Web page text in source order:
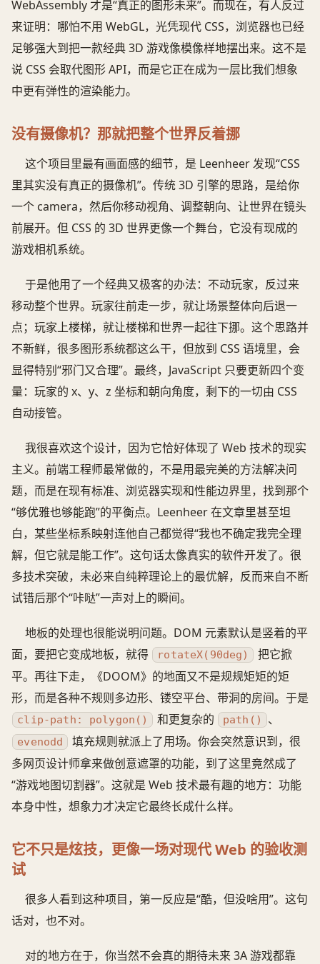
WebAssembly 才是“真正的图形未来”。而现在，有人反过
来证明：哪怕不用 WebGL，光凭现代 CSS，浏览器也已经
足够强大到把一款经典 3D 游戏像模像样地摆出来。这不是
说 CSS 会取代图形 API，而是它正在成为一层比我们想象
中更有弹性的渲染能力。
没有摄像机？那就把整个世界反着挪
这个项目里最有画面感的细节，是 Leenheer 发现“CSS
里其实没有真正的摄像机”。传统 3D 引擎的思路，是给你
一个 camera，然后你移动视角、调整朝向、让世界在镜头
前展开。但 CSS 的 3D 世界更像一个舞台，它没有现成的
游戏相机系统。
于是他用了一个经典又极客的办法：不动玩家，反过来
移动整个世界。玩家往前走一步，就让场景整体向后退一
点；玩家上楼梯，就让楼梯和世界一起往下挪。这个思路并
不新鲜，很多图形系统都这么干，但放到 CSS 语境里，会
显得特别“邪门又合理”。最终，JavaScript 只要更新四个变
量：玩家的 x、y、z 坐标和朝向角度，剩下的一切由 CSS
自动接管。
我很喜欢这个设计，因为它恰好体现了 Web 技术的现实
主义。前端工程师最常做的，不是用最完美的方法解决问
题，而是在现有标准、浏览器实现和性能边界里，找到那个
“够优雅也够能跑”的平衡点。Leenheer 在文章里甚至坦
白，某些坐标系映射连他自己都觉得“我也不确定我完全理
解，但它就是能工作”。这句话太像真实的软件开发了。很
多技术突破，未必来自纯粹理论上的最优解，反而来自不断
试错后那个“咔哒”一声对上的瞬间。
地板的处理也很能说明问题。DOM 元素默认是竖着的平
面，要把它变成地板，就得
rotateX(90deg)
把它掀
平。再往下走，《DOOM》的地面又不是规规矩矩的矩
形，而是各种不规则多边形、镂空平台、带洞的房间。于是
clip-path: polygon() 和更复杂的 path() 、
evenodd
填充规则就派上了用场。你会突然意识到，很
多网页设计师拿来做创意遮罩的功能，到了这里竟然成了
“游戏地图切割器”。这就是 Web 技术最有趣的地方：功能
本身中性，想象力才决定它最终长成什么样。
它不只是炫技，更像一场对现代 Web 的验收测
试
很多人看到这种项目，第一反应是“酷，但没啥用”。这句
话对，也不对。
对的地方在于，你当然不会真的期待未来 3A 游戏都靠